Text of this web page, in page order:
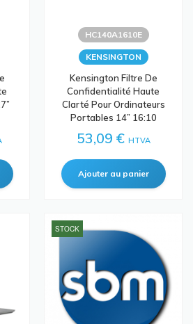
HC140A1610E
KENSINGTON
Kensington Filtre De
Confidentialité Haute
Clarté Pour Ordinateurs
Portables 14” 16:10
53,09 € HTVA
STOCK